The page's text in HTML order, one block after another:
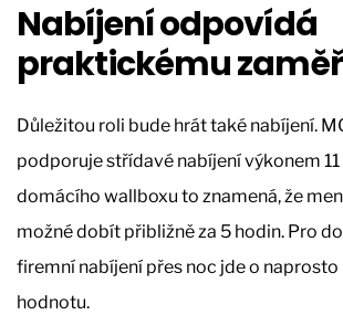
Nabíjení odpovídá
praktickému
Důležitou roli bude hrát také nabíjení.
podporuje střídavé nabíjení výkonem
domácího wallboxu to znamená, že
možné dobít přibližně za 5 hodin. Pro
firemní nabíjení přes noc jde o
hodnotu.